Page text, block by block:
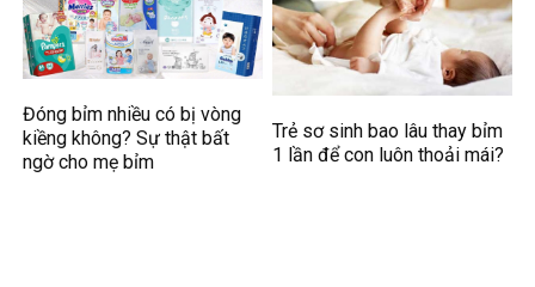
Đóng bỉm nhiều có bị vòng
kiềng không? Sự thật bất
ngờ cho mẹ bỉm
Trẻ sơ sinh bao lâu thay bỉm
1 lần để con luôn thoải mái?